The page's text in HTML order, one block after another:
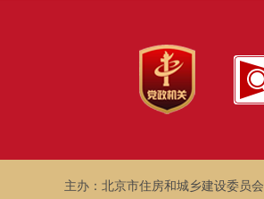
主办：北京市住房和城乡建设委员会